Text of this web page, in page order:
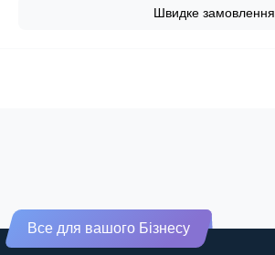
Швидке замовлення
Все для вашого Бізнесу